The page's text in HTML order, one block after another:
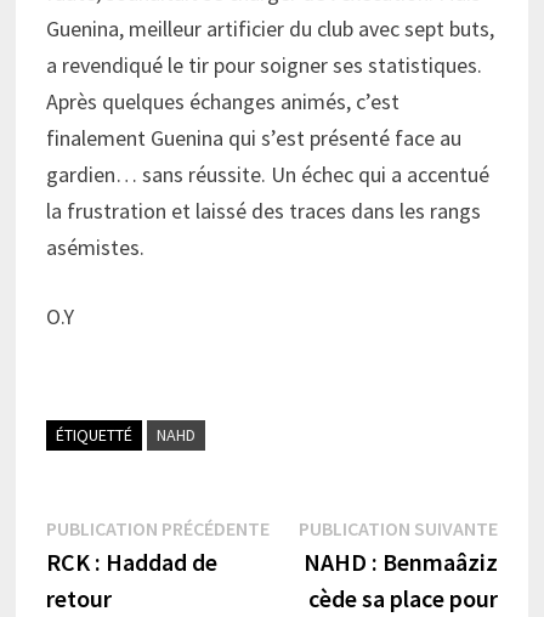
Guenina, meilleur artificier du club avec sept buts,
a revendiqué le tir pour soigner ses statistiques.
Après quelques échanges animés, c’est
finalement Guenina qui s’est présenté face au
gardien… sans réussite. Un échec qui a accentué
la frustration et laissé des traces dans les rangs
asémistes.
O.Y
ÉTIQUETTÉ NAHD
Navigation
de
PUBLICATION PRÉCÉDENTEPublication
précédente :
RCK : Haddad de
retour
PUBLICATION SUIVANTE
NAHD : Benmaâziz
cède sa place pour